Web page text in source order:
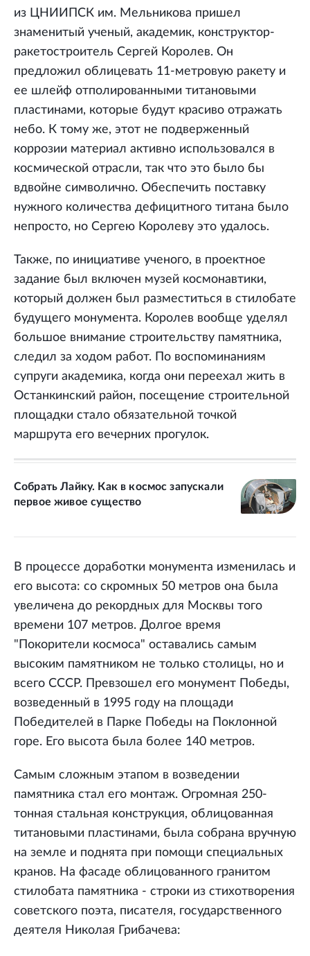
из ЦНИИПСК им. Мельникова пришел
знаменитый ученый, академик, конструктор-
ракетостроитель Сергей Королев. Он
предложил облицевать 11-метровую ракету и
ее шлейф отполированными титановыми
пластинами, которые будут красиво отражать
небо. К тому же, этот не подверженный
коррозии материал активно использовался в
космической отрасли, так что это было бы
вдвойне символично. Обеспечить поставку
нужного количества дефицитного титана было
непросто, но Сергею Королеву это удалось.
Также, по инициативе ученого, в проектное
задание был включен музей космонавтики,
который должен был разместиться в стилобате
будущего монумента. Королев вообще уделял
большое внимание строительству памятника,
следил за ходом работ. По воспоминаниям
супруги академика, когда они переехал жить в
Останкинский район, посещение строительной
площадки стало обязательной точкой
маршрута его вечерних прогулок.
Собрать Лайку. Как в космос запускали
первое живое существо
В процессе доработки монумента изменилась и
его высота: со скромных 50 метров она была
увеличена до рекордных для Москвы того
времени 107 метров. Долгое время
"Покорители космоса" оставались самым
высоким памятником не только столицы, но и
всего СССР. Превзошел его монумент Победы,
возведенный в 1995 году на площади
Победителей в Парке Победы на Поклонной
горе. Его высота была более 140 метров.
Самым сложным этапом в возведении
памятника стал его монтаж. Огромная 250-
тонная стальная конструкция, облицованная
титановыми пластинами, была собрана вручную
на земле и поднята при помощи специальных
кранов. На фасаде облицованного гранитом
стилобата памятника - строки из стихотворения
советского поэта, писателя, государственного
деятеля Николая Грибачева: